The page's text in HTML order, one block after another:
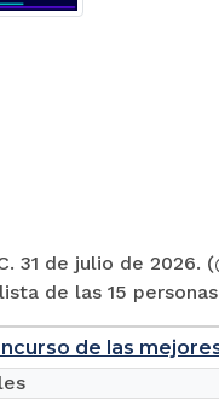
31 de julio de 2026.
de las 15
de las